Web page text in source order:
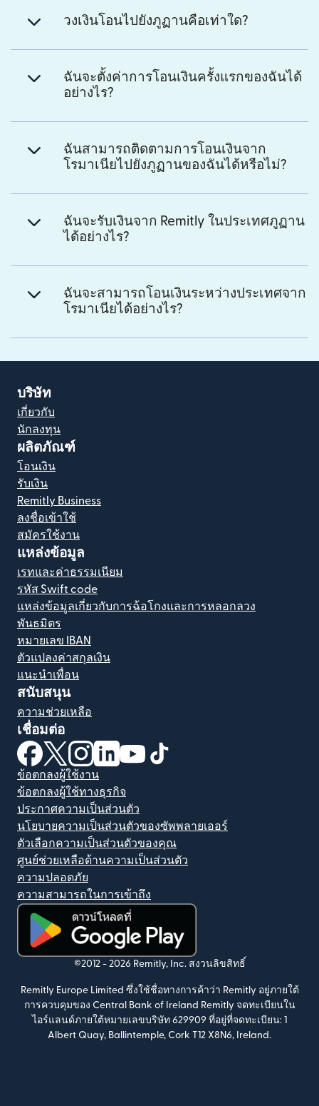
วงเงินโอนไปยังภูฏานคือเท่าใด?
ฉันจะตั้งค่าการโอนเงินครั้งแรกของฉันได้
อย่างไร?
ฉันสามารถติดตามการโอนเงินจาก
โรมาเนียไปยังภูฏานของฉันได้หรือไม่?
ฉันจะรับเงินจาก Remitly ในประเทศภูฏาน
ได้อย่างไร?
ฉันจะสามารถโอนเงินระหว่างประเทศจาก
โรมาเนียได้อย่างไร?
บริษัท
เกี่ยวกับ
นักลงทุน
ผลิตภัณฑ์
โอนเงิน
รับเงิน
Remitly Business
ลงชื่อเข้าใช้
สมัครใช้งาน
แหล่งข้อมูล
เรทและค่าธรรมเนียม
รหัส Swift code
แหล่งข้อมูลเกี่ยวกับการฉ้อโกงและการหลอกลวง
พันธมิตร
หมายเลข IBAN
ตัวแปลงค่าสกุลเงิน
แนะนำเพื่อน
สนับสนุน
ความช่วยเหลือ
เชื่อมต่อ
(เปิดในหน้าต่างใหม่)
(เปิดในหน้าต่างใหม่)
(เปิดในหน้าต่างใหม่)
(เปิดในหน้าต่างใหม่)
(เปิดในหน้าต่างใหม่)
ข้อตกลงผู้ใช้งาน
ข้อตกลงผู้ใช้ทางธุรกิจ
ประกาศความเป็นส่วนตัว
นโยบายความเป็นส่วนตัวของซัพพลายเออร์
ตัวเลือกความเป็นส่วนตัวของคุณ
ศูนย์ช่วยเหลือด้านความเป็นส่วนตัว
ความปลอดภัย
ความสามารถในการเข้าถึง
(เปิดในหน้าต่างใหม่)
©2012 - 2026 Remitly, Inc. สงวนลิขสิทธิ์
Remitly Europe Limited ซึ่งใช้ชื่อทางการค้าว่า Remitly อยู่ภายใต้
การควบคุมของ Central Bank of Ireland Remitly จดทะเบียนใน
ไอร์แลนด์ภายใต้หมายเลขบริษัท 629909 ที่อยู่ที่จดทะเบียน: 1
Albert Quay, Ballintemple, Cork T12 X8N6, Ireland.